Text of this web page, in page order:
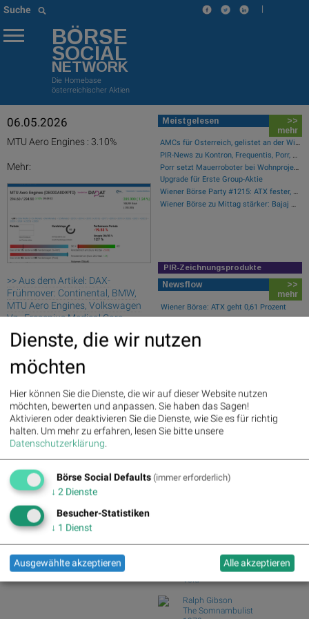
Suche |
BÖRSE
SOCIAL
NETWORK
Die Homebase
österreichischer Aktien
06.05.2026
MTU Aero Engines : 3.10%
Mehr:
>> Aus dem Artikel: DAX-
Frühmover: Continental, BMW,
MTU Aero Engines, Volkswagen
Vz., Fresenius Medical Care,
Zalando, BASF, Deutsche Post,
Deutsche Boerse und RWE
Deutsche Telekom : 5.63%
Details
Henkel : 3.89%» Details
Zalando : 2.86%» Details
Fresenius Medical Care : 2.12%
» Details
Fresenius : 1.71%» Details
» Details
Siemens : -5.11%» Details
Siemens Energy : -1.19%
Details
Scout24 : -6.12%» Details
Meistgelesen
>>
mehr
AMCs für Österreich, gelistet an der Wiener Börse
PIR-News zu Kontron, Frequentis, Porr, BKS, Research zu Erste Group, Verbund (Christine Petzwinkler)
Porr setzt Mauerroboter bei Wohnprojekt in Tschechien ein
Upgrade für Erste Group-Aktie
Wiener Börse Party #1215: ATX fester, Bajaj Mobility Aktie der Stunde, offene Fragen bei Fitgroup
Wiener Börse zu Mittag stärker: Bajaj Mobility, VIG und Palfinger gesucht
PIR-Zeichnungsprodukte
Newsflow
>>
mehr
Wiener Börse: ATX geht 0,61 Prozent
Wiener Börse Nebenwerte-Blick: Bajaj
Mobility ste...
Wie VIG, AT&S, Lenzing, CA Immo,
Wienerberger und...
Analysten zu Kontron: "Solides
operatives 1. Halb...
Kommentar)
Börse Social Club Board
JJ VFF VV
Void
Ralph Gibson
The Somnambulist
Dienste, die wir nutzen
möchten
Hier können Sie die Dienste, die wir auf dieser Website nutzen
möchten, bewerten und anpassen. Sie haben das Sagen!
Aktivieren oder deaktivieren Sie die Dienste, wie Sie es für richtig
halten. Um mehr zu erfahren, lesen Sie bitte unsere
Datenschutzerklärung.
Börse Social Defaults (immer erforderlich)
↓ 2 Dienste
Besucher-Statistiken
↓ 1 Dienst
Ausgewählte akzeptieren Alle akzeptieren